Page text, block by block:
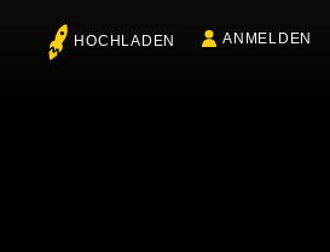
HOCHLADEN ANMELDEN